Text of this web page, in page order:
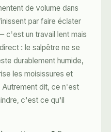
de volume dans
par faire éclater
c'est un travail lent mais
: le salpêtre ne se
durablement humide,
les moisissures et
Autrement dit, ce n'est
c'est ce qu'il